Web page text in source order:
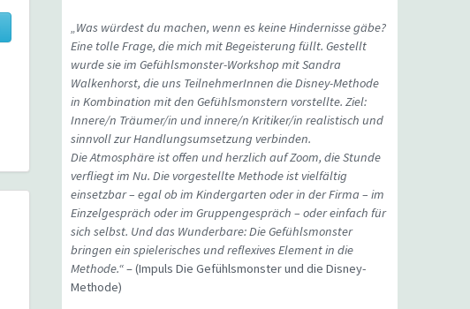
„Was würdest du machen, wenn es keine Hindernisse gäbe?
Eine tolle Frage, die mich mit Begeisterung füllt. Gestellt
wurde sie im Gefühlsmonster-Workshop mit Sandra
Walkenhorst, die uns TeilnehmerInnen die Disney-Methode
in Kombination mit den Gefühlsmonstern vorstellte. Ziel:
Innere/n Träumer/in und innere/n Kritiker/in realistisch und
sinnvoll zur Handlungsumsetzung verbinden.
Die Atmosphäre ist offen und herzlich auf Zoom, die Stunde
verfliegt im Nu. Die vorgestellte Methode ist vielfältig
einsetzbar – egal ob im Kindergarten oder in der Firma – im
Einzelgespräch oder im Gruppengespräch – oder einfach für
sich selbst. Und das Wunderbare: Die Gefühlsmonster
bringen ein spielerisches und reflexives Element in die
Methode.“– (Impuls Die Gefühlsmonster und die Disney-
Methode)